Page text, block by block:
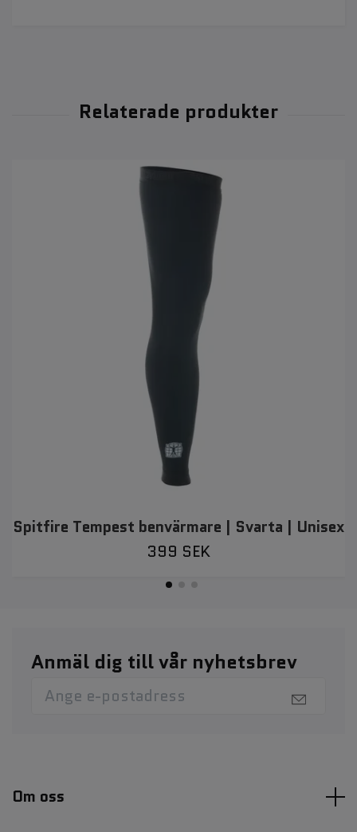
Spitfire Tempest benvärmare | Svarta | Unisex
399 SEK
Anmäl dig till vår nyhetsbrev
Om oss